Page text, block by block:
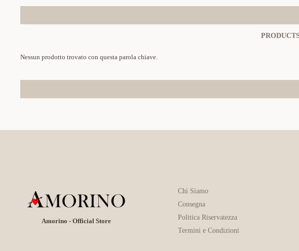
Nessun prodotto trovato con questa parola chiave.
Amorino - Official Store
Chi Siamo
Consegna
Politica Riservatezza
Termini e Condizioni